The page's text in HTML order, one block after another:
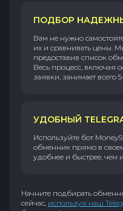
ПОДБОР
Вам не нужно
их и сравнивать цены.
предоставив список
Весь процесс, включая
заявки, занимает всего
УДОБНЫЙ
Используйте бот
обменник прямо в
удобнее и быстрее, чем
Начните подбирать
сейчас, используя наш